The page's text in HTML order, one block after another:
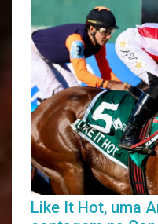
Like It Hot, uma